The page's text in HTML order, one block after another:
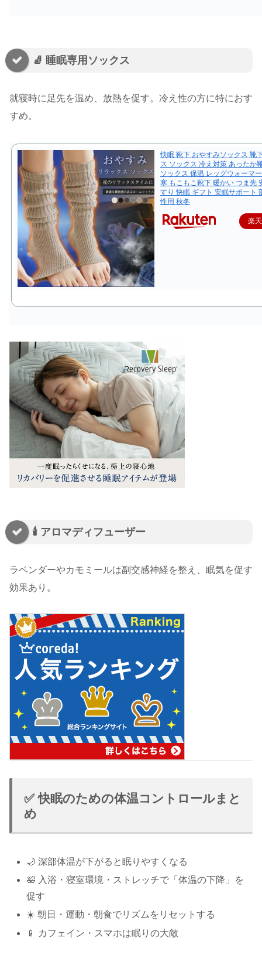
🧦 睡眠専用ソックス
就寝時に足先を温め、放熱を促す。冷え性の方に特におす
すめ。
快眠 靴下 おやすみソックス 靴
ス ソックス 冷え対策 あったか
ソックス 保温 レッグウォーマ
寒 もこもこ靴下 暖かい つま先
すり 快眠 ギフト 安眠サポート
性用 秋冬
楽
🕯️ アロマディフューザー
ラベンダーやカモミールは副交感神経を整え、眠気を促す
効果あり。
✅ 快眠のための体温コントロールまと
め
🌙 深部体温が下がると眠りやすくなる
🛀 入浴・寝室環境・ストレッチで「体温の下降」を
促す
☀️ 朝日・運動・朝食でリズムをリセットする
📱 カフェイン・スマホは眠りの大敵